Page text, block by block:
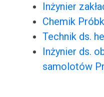
Inżynier
Chemik
Technik ds.
Inżynier ds.
samolotów